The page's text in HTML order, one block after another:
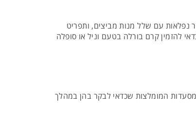
נפלאות עם שלל מנות מביצים, ותפריט
להזמין קרם בורלה בטעם וניל או סופלה
המומלצות שכדאי לבקר בהן במהלך